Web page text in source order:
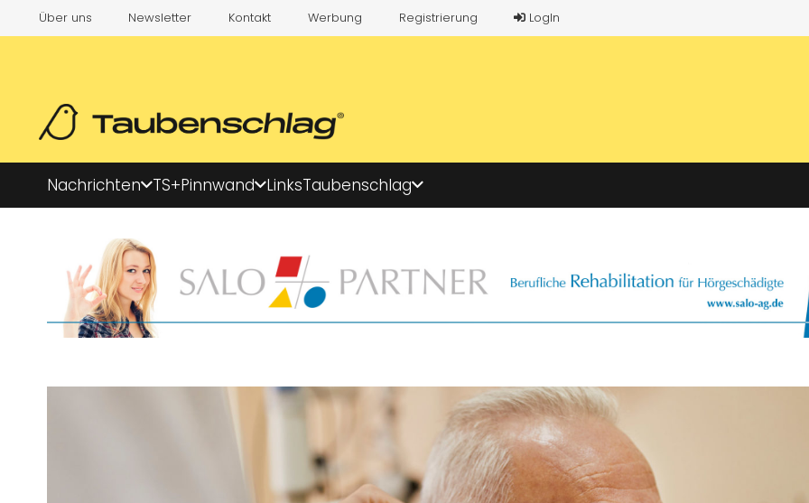
Über uns Newsletter Kontakt Werbung Registrierung LogIn
Nachrichten TS+Pinnwand LinksTaubenschlag